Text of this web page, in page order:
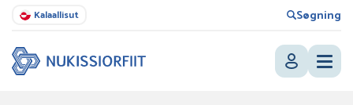
Kalaallisut Søgning